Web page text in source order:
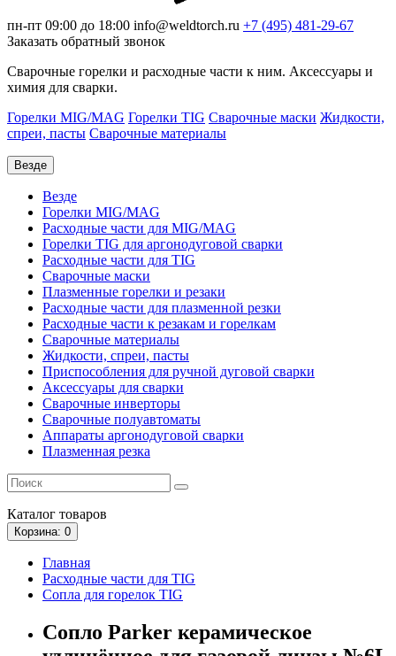
пн-пт 09:00 до 18:00 info@weldtorch.ru +7 (495) 481-29-67
Заказать обратный звонок
Сварочные горелки и расходные части к ним. Аксессуары и
химия для сварки.
Горелки MIG/MAG Горелки TIG Сварочные маски Жидкости,
спреи, пасты Сварочные материалы
Везде
Везде
Горелки MIG/MAG
Расходные части для MIG/MAG
Горелки TIG для аргонодуговой сварки
Расходные части для TIG
Сварочные маски
Плазменные горелки и резаки
Расходные части для плазменной резки
Расходные части к резакам и горелкам
Сварочные материалы
Жидкости, спреи, пасты
Приспособления для ручной дуговой сварки
Аксессуары для сварки
Сварочные инверторы
Сварочные полуавтоматы
Аппараты аргонодуговой сварки
Плазменная резка
Каталог товаров
Корзина: 0
Главная
Расходные части для TIG
Сопла для горелок TIG
Сопло Parker керамическое